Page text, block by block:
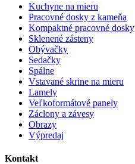
Kuchyne na mieru
Pracovné dosky z kameňa
Kompaktné pracovné dosky
Sklenené zásteny
Obývačky
Sedačky
Spálne
Vstavané skrine na mieru
Lamely
Veľkoformátové panely
Záclony a závesy
Obrazy
Výpredaj
Kontakt